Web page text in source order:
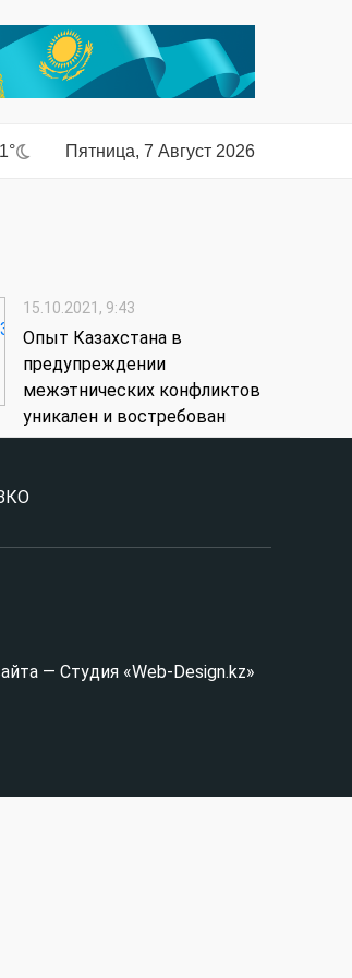
Пятница, 7 Август 2026
15.10.2021, 9:43
Опыт Казахстана в
предупреждении
межэтнических конфликтов
уникален и востребован
— Студия «Web-Design.kz»